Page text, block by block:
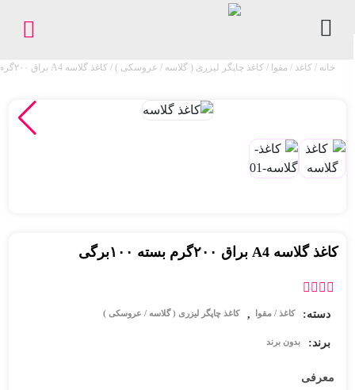
خانه /کاغذ / مقوا /کاغذ چاپگر لیزری ( گلاسه / عروسکی ) / کاغذ گلاسه A4 براق ۲۰۰گرم بسته ۱۰۰برگی
کاغذ گلاسه A4 براق ۲۰۰گرم بسته ۱۰۰برگی
دسته: کاغذ / مقوا , کاغذ چاپگر لیزری ( گلاسه / عروسکی )
برند: بدون برند
معرفی
لوازم
اداری
ملزومات
پیگیری